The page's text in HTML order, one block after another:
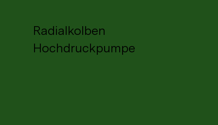
Radialkolben
Hochdruckpumpe